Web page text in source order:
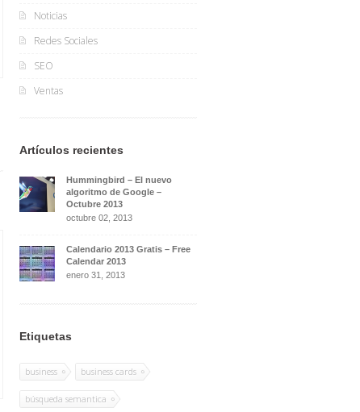
Noticias
Redes Sociales
SEO
Ventas
Artículos recientes
Hummingbird – El nuevo
algoritmo de Google –
Octubre 2013
octubre 02, 2013
Calendario 2013 Gratis – Free
Calendar 2013
enero 31, 2013
Etiquetas
business business cards
búsqueda semantica